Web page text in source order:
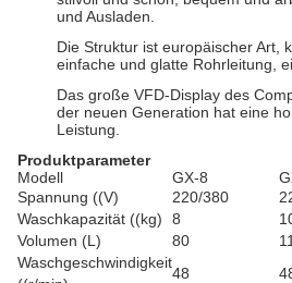
und Ausladen.
Die Struktur ist europäischer Art,
einfache und glatte Rohrleitung,
Das große VFD-Display des
der neuen Generation hat eine
Leistung.
Produktparameter
Modell
GX-8
Spannung ((V)
220/380
Waschkapazität ((kg)
8
Volumen (L)
80
Waschgeschwindigkeit
48